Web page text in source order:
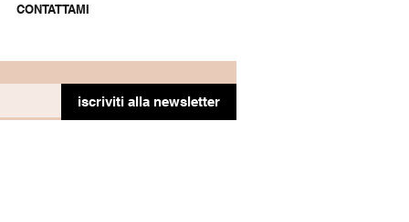
CONTATTAMI
iscriviti alla newsletter